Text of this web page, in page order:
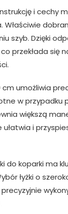
i cechy
szyb. Dzięki
przekłada się
cm umożliwia
w przypadku
większą
i
do koparki ma
łyżki o